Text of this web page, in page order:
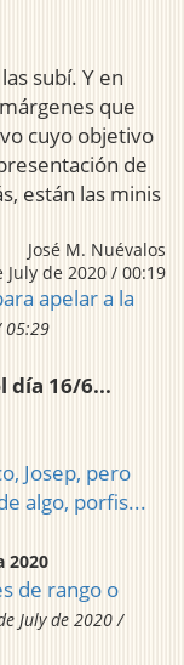
subí. Y en
que
cuyo objetivo
de
están las minis
José M. Nuévalos
July de 2020 / 00:19
apelar a la
05:29
día 16/6...
Josep, pero
algo, porfis...
2020
de rango o
July de 2020 /